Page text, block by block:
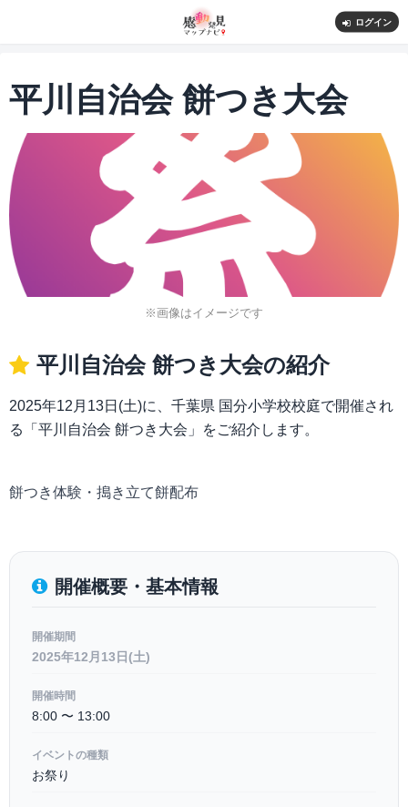
ログイン
平川⾃治会 餅つき⼤会
※画像はイメージです
平川⾃治会 餅つき⼤会の紹介
2025年12月13日(土)に、千葉県 国分⼩学校校庭で開催され
る「平川⾃治会 餅つき⼤会」をご紹介します。
餅つき体験・搗き⽴て餅配布
開催概要・基本情報
開催期間
2025年12月13日(土)
開催時間
8:00 〜 13:00
イベントの種類
お祭り